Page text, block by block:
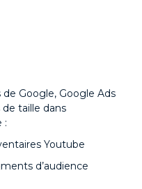
Google, Google Ads
taille dans
:
Youtube
d’audience